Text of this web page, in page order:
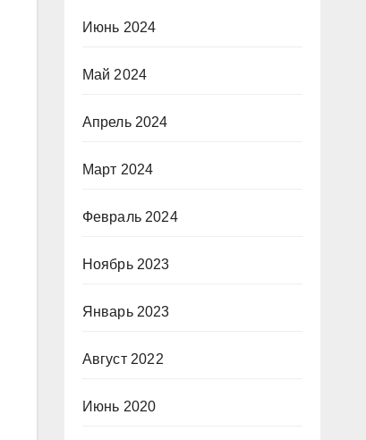
Июнь 2024
Май 2024
Апрель 2024
Март 2024
Февраль 2024
Ноябрь 2023
Январь 2023
Август 2022
Июнь 2020